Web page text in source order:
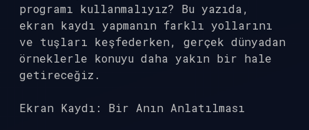
programı kullanmalıyız? Bu yazıda,
ekran kaydı yapmanın farklı yollarını
ve tuşları keşfederken, gerçek dünyadan
örneklerle konuyu daha yakın bir hale
getireceğiz.
Ekran Kaydı: Bir Anın Anlatılması